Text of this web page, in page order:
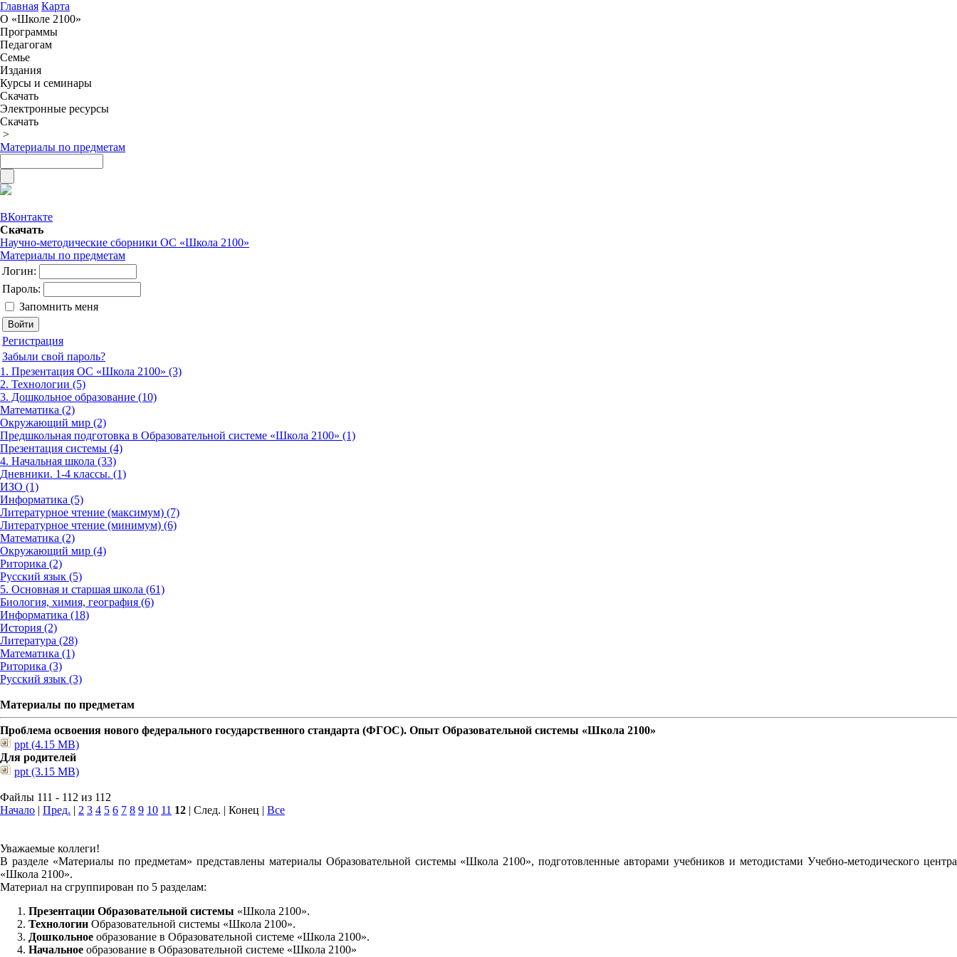
Главная Карта
О «Школе 2100»
Программы
Педагогам
Семье
Издания
Курсы и семинары
Скачать
Электронные ресурсы
Скачать
>
Материалы по предметам
ВКонтакте
Скачать
Научно-методические сборники ОС «Школа 2100»
Материалы по предметам
Логин:
Пароль:
Запомнить меня
Регистрация
Забыли свой пароль?
1. Презентация ОС «Школа 2100» (3)
2. Технологии (5)
3. Дошкольное образование (10)
Математика (2)
Окружающий мир (2)
Предшкольная подготовка в Образовательной системе «Школа 2100» (1)
Презентация системы (4)
4. Начальная школа (33)
Дневники. 1-4 классы. (1)
ИЗО (1)
Информатика (5)
Литературное чтение (максимум) (7)
Литературное чтение (минимум) (6)
Математика (2)
Окружающий мир (4)
Риторика (2)
Русский язык (5)
5. Основная и старшая школа (61)
Биология, химия, география (6)
Информатика (18)
История (2)
Литература (28)
Математика (1)
Риторика (3)
Русский язык (3)
Материалы по предметам
Проблема освоения нового федерального государственного стандарта (ФГОС). Опыт Образовательной системы «Школа 2100»
ppt (4.15 MB)
Для родителей
ppt (3.15 MB)
Файлы 111 - 112 из 112
Начало | Пред. | 2 3 4 5 6 7 8 9 10 11 12 | След. | Конец | Все
Уважаемые коллеги!
В разделе «Материалы по предметам» представлены материалы Образовательной системы «Школа 2100», подготовленные авторами учебников и методистами Учебно-методического центра
«Школа 2100».
Материал на сгруппирован по 5 разделам:
Презентации Образовательной системы «Школа 2100».
Технологии Образовательной системы «Школа 2100».
Дошкольное образование в Образовательной системе «Школа 2100».
Начальное образование в Образовательной системе «Школа 2100»